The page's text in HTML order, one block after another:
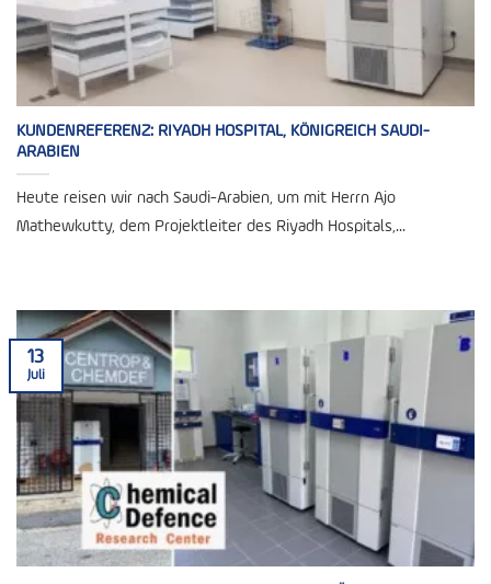
KUNDENREFERENZ: RIYADH HOSPITAL, KÖNIGREICH SAUDI-
ARABIEN
Heute reisen wir nach Saudi-Arabien, um mit Herrn Ajo
Mathewkutty, dem Projektleiter des Riyadh Hospitals,...
13
Juli